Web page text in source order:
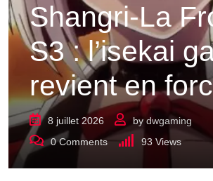
Shangri-La
S3 : l’isekai
revient en
8 juillet 2026 bydwgaming
0Comments 93 Views